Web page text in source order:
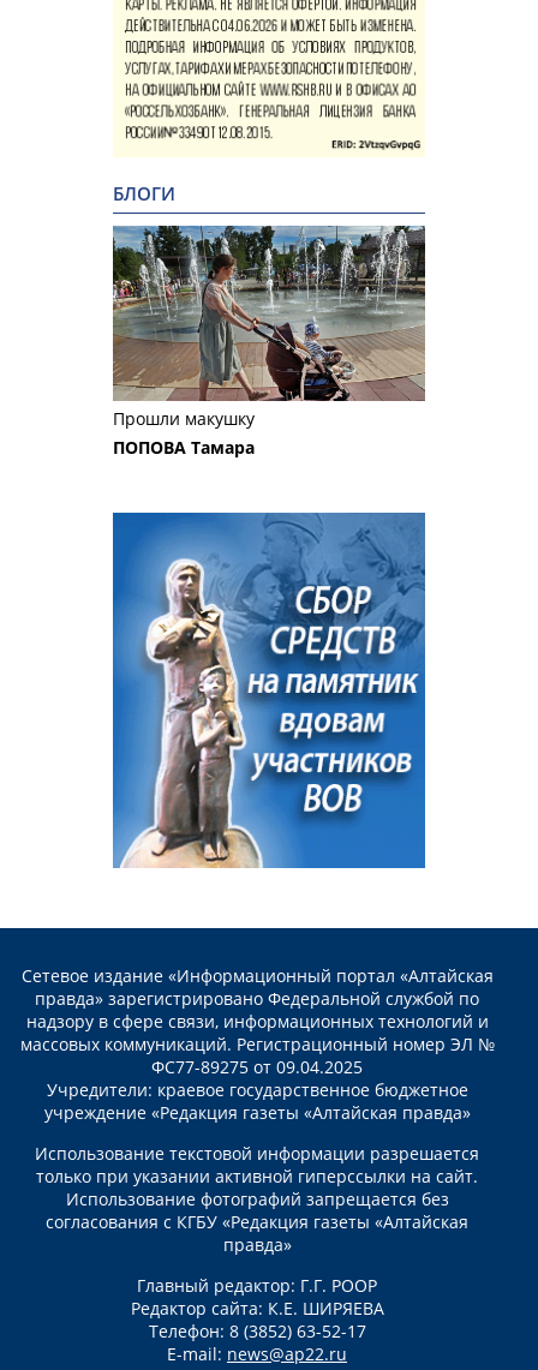
БЛОГИ
Прошли макушку
ПОПОВА Тамара
Сетевое издание «Информационный портал «Алтайская
правда» зарегистрировано Федеральной службой по
надзору в сфере связи, информационных технологий и
массовых коммуникаций. Регистрационный номер ЭЛ №
ФС77-89275 от 09.04.2025
Учредители: краевое государственное бюджетное
учреждение «Редакция газеты «Алтайская правда»
Использование текстовой информации разрешается
только при указании активной гиперссылки на сайт.
Использование фотографий запрещается без
согласования с КГБУ «Редакция газеты «Алтайская
правда»
Главный редактор: Г.Г. РООР
Редактор сайта: К.Е. ШИРЯЕВА
Телефон: 8 (3852) 63-52-17
E-mail: news@ap22.ru